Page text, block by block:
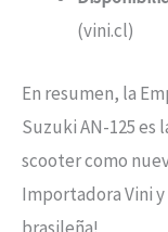
(vini.cl)
En resumen, la
Suzuki AN-125 es
scooter como
Importadora Vini